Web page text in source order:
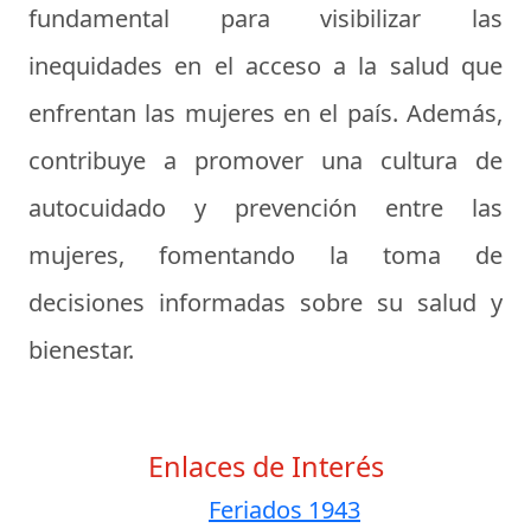
fundamental para visibilizar las
inequidades en el acceso a la salud que
enfrentan las mujeres en el país. Además,
contribuye a promover una cultura de
autocuidado y prevención entre las
mujeres, fomentando la toma de
decisiones informadas sobre su salud y
bienestar.
Enlaces de Interés
Feriados 1943